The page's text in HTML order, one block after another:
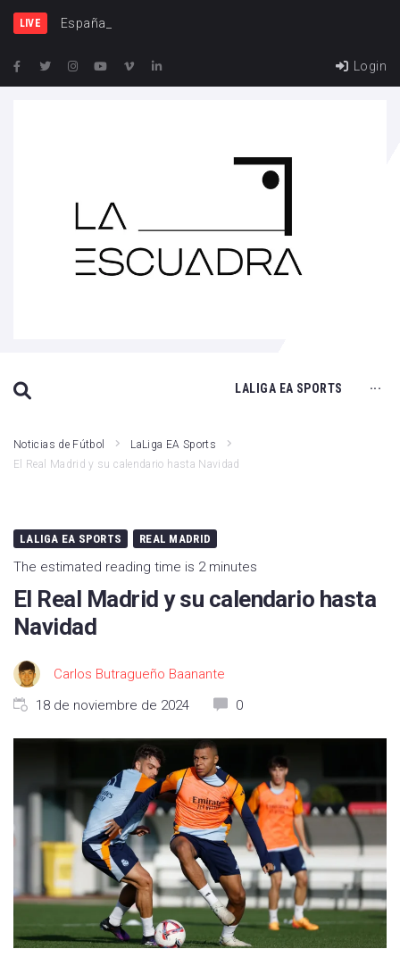
LIVE España y Francia, un
Login
LALIGA EA SPORTS
Atlético de Madrid
Rayo Vallecano
CA Osasuna
Real Sociedad
UD Las Palmas
CD Leganés
Celta de Vigo
Getafe CF
···
Liga F
Noticias de Fútbol
LaLiga EA Sports
El Real Madrid y su calendario hasta Navidad
LALIGA EA SPORTS REAL MADRID
The estimated reading time is 2 minutes
El Real Madrid y su calendario hasta
Navidad
Carlos Butragueño Baanante
18 de noviembre de 2024
0